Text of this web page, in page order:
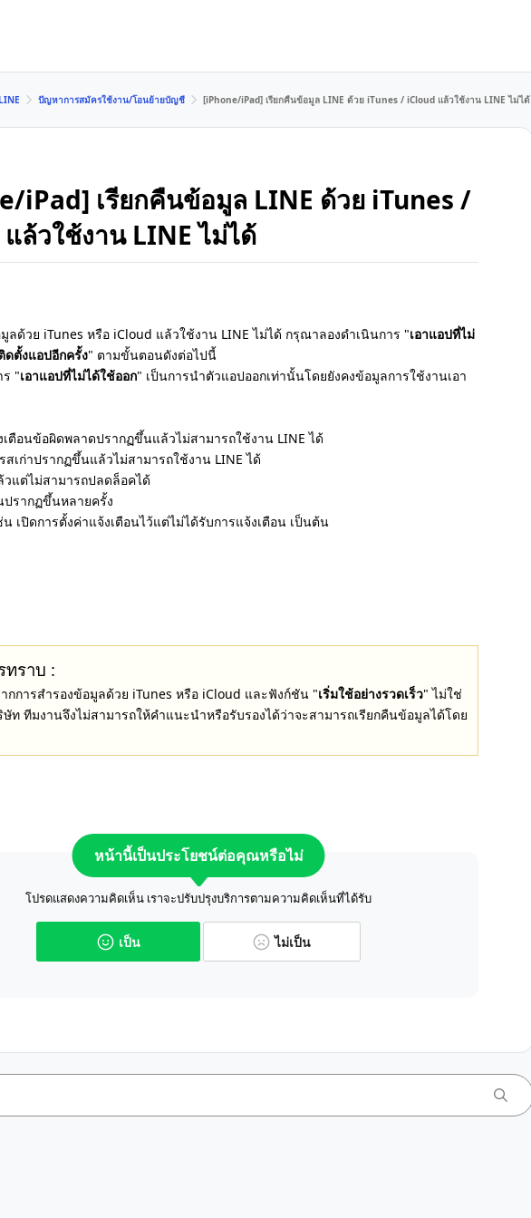
ปัญหาการสมัครใช้งาน/โอนย้ายบัญชี [iPhone/iPad] เรียกคืนข้อมูล LINE ด้วย iTunes / iCloud แล้วใช้งาน LINE ไม่ได้
iPad] เรียกคืนข้อมูล LINE ด้วย iTunes /
ล้วใช้งาน LINE ไม่ได้
ลด้วย iTunes หรือ iCloud แล้วใช้งาน LINE ไม่ได้ กรุณาลองดำเนินการ "เอาแอปที่ไม่
ดตั้งแอปอีกครั้ง" ตามขั้นตอนดังต่อไปนี้
"เอาแอปที่ไม่ได้ใช้ออก" เป็นการนำตัวแอปออกเท่านั้นโดยยังคงข้อมูลการใช้งานเอา
ตือนข้อผิดพลาดปรากฏขึ้นแล้วไม่สามารถใช้งาน LINE ได้
สเก่าปรากฏขึ้นแล้วไม่สามารถใช้งาน LINE ได้
แต่ไม่สามารถปลดล็อคได้
รากฏขึ้นหลายครั้ง
เปิดการตั้งค่าแจ้งเตือนไว้แต่ไม่ได้รับการแจ้งเตือน เป็นต้น
ทราบ :
ากการสำรองข้อมูลด้วย iTunes หรือ iCloud และฟังก์ชัน "เริ่มใช้อย่างรวดเร็ว" ไม่ใช่
ท ทีมงานจึงไม่สามารถให้คำแนะนำหรือรับรองได้ว่าจะสามารถเรียกคืนข้อมูลได้โดย
หน้านี้เป็นประโยชน์ต่อคุณหรือไม่
โปรดแสดงความคิดเห็น เราจะปรับปรุงบริการตามความคิดเห็นที่ได้รับ
เป็น ไม่เป็น